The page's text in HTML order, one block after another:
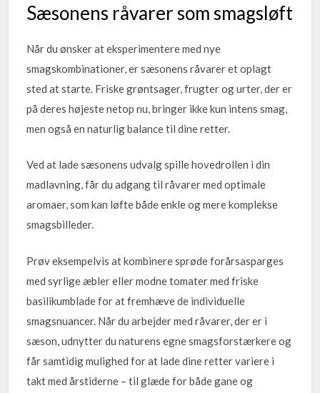
Sæsonens råvarer som smagsløft
Når du ønsker at eksperimentere med nye
smagskombinationer, er sæsonens råvarer et oplagt
sted at starte. Friske grøntsager, frugter og urter, der er
på deres højeste netop nu, bringer ikke kun intens smag,
men også en naturlig balance til dine retter.
Ved at lade sæsonens udvalg spille hovedrollen i din
madlavning, får du adgang til råvarer med optimale
aromaer, som kan løfte både enkle og mere komplekse
smagsbilleder.
Prøv eksempelvis at kombinere sprøde forårsasparges
med syrlige æbler eller modne tomater med friske
basilikumblade for at fremhæve de individuelle
smagsnuancer. Når du arbejder med råvarer, der er i
sæson, udnytter du naturens egne smagsforstærkere og
får samtidig mulighed for at lade dine retter variere i
takt med årstiderne – til glæde for både gane og